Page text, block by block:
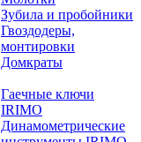
Зубила и пробойники
Гвоздодеры,
монтировки
Домкраты
Гаечные ключи
IRIMO
Динамометрические